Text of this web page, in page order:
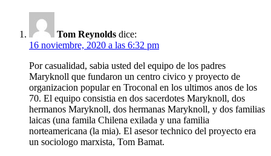
Tom Reynolds dice:
16 noviembre, 2020 a las 6:32 pm
Por casualidad, sabia usted del equipo de los padres
Maryknoll que fundaron un centro civico y proyecto de
organizacion popular en Troconal en los ultimos anos de los
70. El equipo consistia en dos sacerdotes Maryknoll, dos
hermanos Maryknoll, dos hermanas Maryknoll, y dos familias
laicas (una famila Chilena exilada y una familia
norteamericana (la mia). El asesor technico del proyecto era
un sociologo marxista, Tom Bamat.